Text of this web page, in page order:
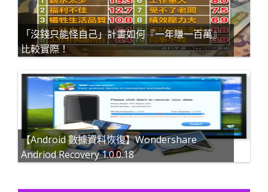
「沒錢只能怪自己」計畫如何『一年賺一百萬』
比較實際！
【Android 數據資料恢復】Wondershare
Andriod Recovery 1.0.0.18